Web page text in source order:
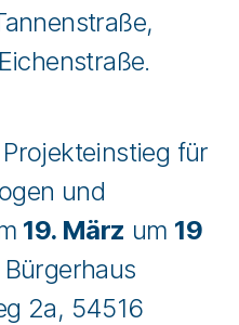
für
und
19. März um 19
2a, 54516